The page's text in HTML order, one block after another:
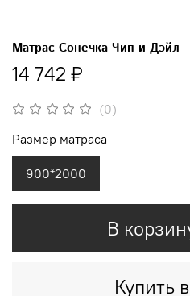
(0)
Матрас Сонечка Чип и Дэйл
14 742 ₽
В
Купить
Размер матраса
900*2000